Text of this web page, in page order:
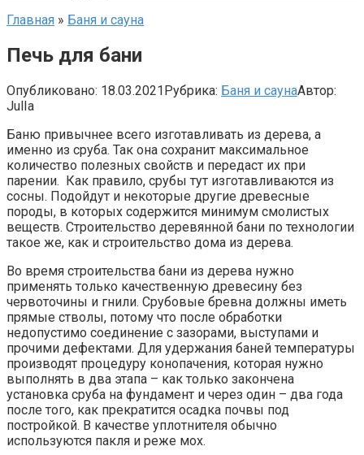
Главная » Баня и сауна
Печь для бани
Опубликовано: 18.03.2021Рубрика: Баня и саунаАвтор:
JulIa
Баню привычнее всего изготавливать из дерева, а
именно из сруба. Так она сохранит максимальное
количество полезных свойств и передаст их при
парении. Как правило, срубы тут изготавливаются из
сосны. Подойдут и некоторые другие древесные
породы, в которых содержится минимум смолистых
веществ. Строительство деревянной бани по технологии
такое же, как и строительство дома из дерева.
Во время строительства бани из дерева нужно
применять только качественную древесину без
червоточины и гнили. Срубовые бревна должны иметь
прямые стволы, потому что после обработки
недопустимо соединение с зазорами, выступами и
прочими дефектами. Для удержания баней температуры
производят процедуру конопачения, которая нужно
выполнять в два этапа – как только закончена
установка сруба на фундамент и через один – два года
после того, как прекратится осадка почвы под
постройкой. В качестве уплотнителя обычно
используются пакля и реже мох.